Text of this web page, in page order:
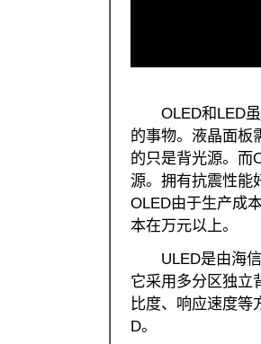
OLED和LED虽
的事物。液晶面板
的只是背光源。而
源。拥有抗震性能
OLED由于生产成
本在万元以上。
ULED是由海信
它采用多分区独立
比度、响应速度等
D。